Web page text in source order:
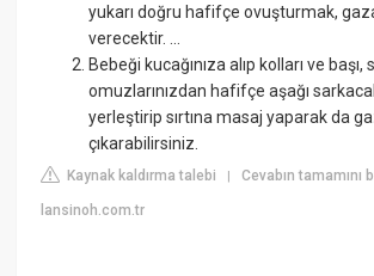
yukarı doğru hafifçe ovuşturmak,
verecektir. ...
Bebeği kucağınıza alıp kolları ve başı,
omuzlarınızdan hafifçe aşağı
yerleştirip sırtına masaj yaparak da
çıkarabilirsiniz.
Kaynak kaldırma talebi |Cevabın tamamını
lansinoh.com.tr